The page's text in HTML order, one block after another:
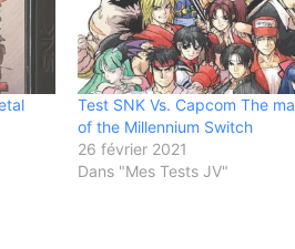
Test SNK Vs. Capcom The
of the Millennium Switch
26 février 2021
Dans "Mes Tests JV"